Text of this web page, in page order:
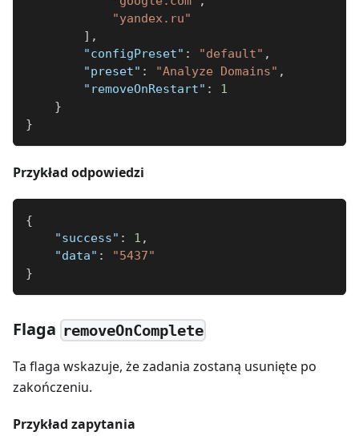
"yandex.ru"
] ,
"configPreset" : "default" ,
"preset" : "Analyze Domains" ,
"removeOnRestart" :
1
}
}
Przykład odpowiedzi
{
"success" : 1 ,
"data" :
"5437"
}
Flaga removeOnComplete
Ta flaga wskazuje, że zadania zostaną usunięte po
zakończeniu.
Przykład zapytania